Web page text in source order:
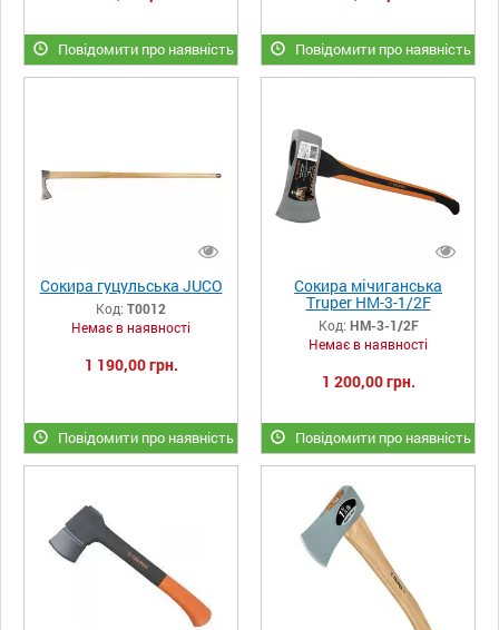
Повідомити про наявність Повідомити про наявність
Сокира гуцульська JUCO
Код: Т0012
Немає в наявності
1 190,00 грн.
Повідомити про наявність
Сокира мічиганська
Truper HM-3-1/2F
Код: HM-3-1/2F
Немає в наявності
1 200,00 грн.
Повідомити про наявність